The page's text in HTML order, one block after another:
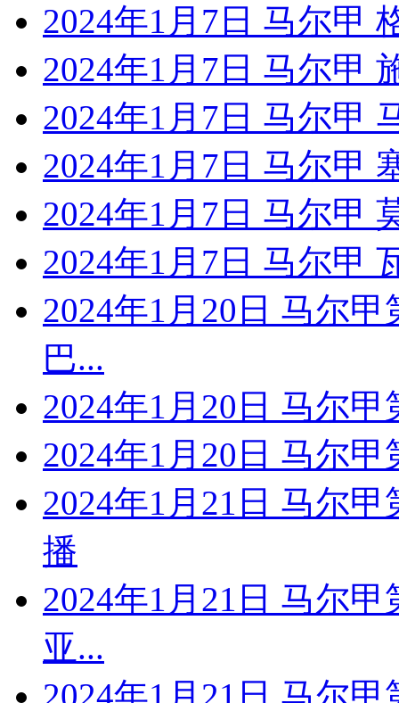
2024年1月7日 马尔甲
2024年1月7日 马尔甲
2024年1月7日 马尔甲
2024年1月7日 马尔甲
2024年1月7日 马尔甲
2024年1月7日 马尔甲
2024年1月20日 马尔
巴...
2024年1月20日 马尔
2024年1月20日 马尔
2024年1月21日 马尔
播
2024年1月21日 马尔
亚...
2024年1月21日 马尔